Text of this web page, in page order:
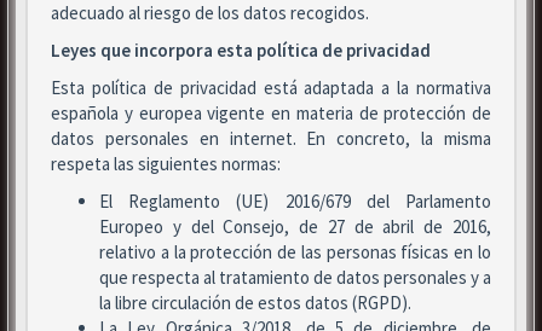
adecuado al riesgo de los datos recogidos.
Leyes que incorpora esta política de privacidad
Esta política de privacidad está adaptada a la normativa
española y europea vigente en materia de protección de
datos personales en internet. En concreto, la misma
respeta las siguientes normas:
El Reglamento (UE) 2016/679 del Parlamento
Europeo y del Consejo, de 27 de abril de 2016,
relativo a la protección de las personas físicas en lo
que respecta al tratamiento de datos personales y a
la libre circulación de estos datos (RGPD).